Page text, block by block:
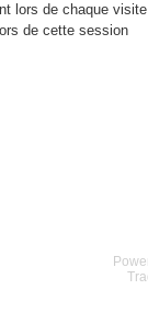
lors de chaque visite
de cette session